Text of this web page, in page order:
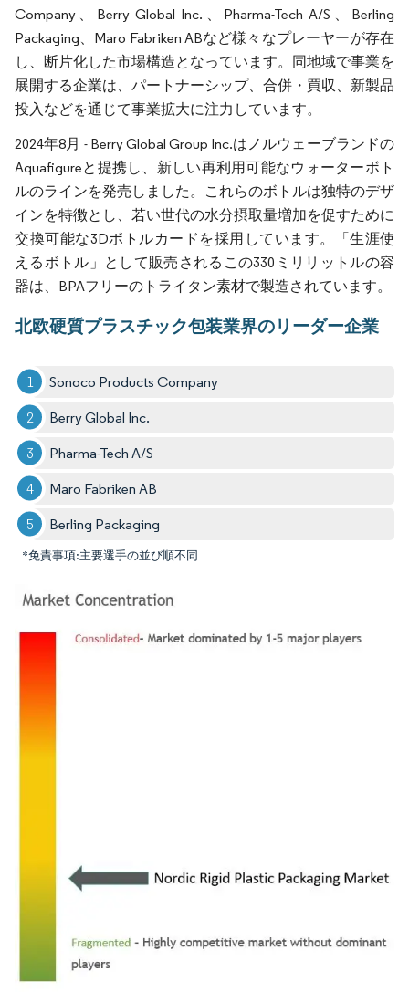
Company、Berry Global Inc.、Pharma-Tech A/S、Berling
Packaging、Maro Fabriken ABなど様々なプレーヤーが存在
し、断片化した市場構造となっています。同地域で事業を
展開する企業は、パートナーシップ、合併・買収、新製品
投入などを通じて事業拡大に注力しています。
2024年8月 - Berry Global Group Inc.はノルウェーブランドの
Aquafigureと提携し、新しい再利用可能なウォーターボト
ルのラインを発売しました。これらのボトルは独特のデザ
インを特徴とし、若い世代の水分摂取量増加を促すために
交換可能な3Dボトルカードを採用しています。「生涯使
えるボトル」として販売されるこの330ミリリットルの容
器は、BPAフリーのトライタン素材で製造されています。
北欧硬質プラスチック包装業界のリーダー企業
Sonoco Products Company
Berry Global Inc.
Pharma-Tech A/S
Maro Fabriken AB
Berling Packaging
*免責事項:主要選手の並び順不同